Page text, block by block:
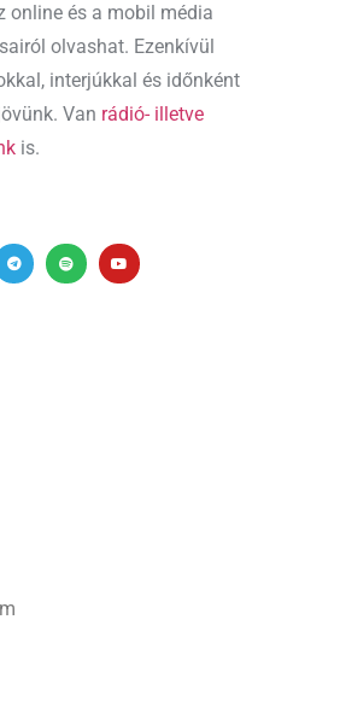
online és a mobil média
olvashat. Ezenkívül
interjúkkal és időnként
Van rádió- illetve
is.